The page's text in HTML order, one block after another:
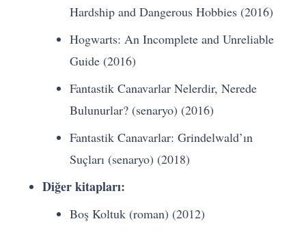
Hardship and Dangerous Hobbies (2016)
Hogwarts: An Incomplete and Unreliable
Guide (2016)
Fantastik Canavarlar Nelerdir, Nerede
Bulunurlar? (senaryo) (2016)
Fantastik Canavarlar: Grindelwald’ın
Suçları (senaryo) (2018)
Diğer kitapları:
Boş Koltuk (roman) (2012)